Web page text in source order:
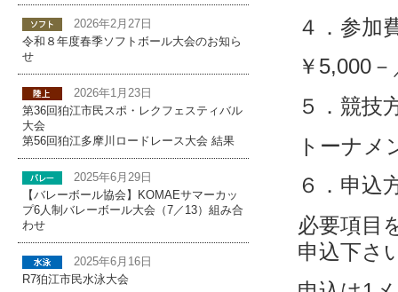
４．参加
￥5,000
５．競技
トーナメ
６．申込
必要項目
申込下さ
2026年2月27日
令和８年度春季ソフトボール大会のお知ら
せ
2026年1月23日
第36回狛江市民スポ・レクフェスティバル
大会
第56回狛江多摩川ロードレース大会 結果
2025年6月29日
【バレーボール協会】KOMAEサマーカッ
プ6人制バレーボール大会（7／13）組み合
わせ
2025年6月16日
R7狛江市民水泳大会